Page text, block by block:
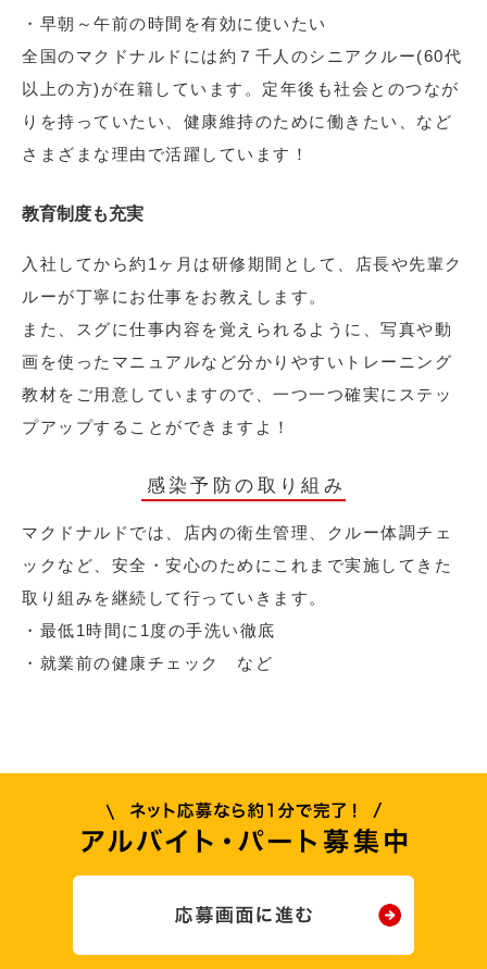
・早朝～午前の時間を有効に使いたい
全国のマクドナルドには約７千人のシニアクルー(60代
以上の方)が在籍しています。定年後も社会とのつなが
りを持っていたい、健康維持のために働きたい、など
さまざまな理由で活躍しています！
教育制度も充実
入社してから約1ヶ月は研修期間として、店長や先輩ク
ルーが丁寧にお仕事をお教えします。
また、スグに仕事内容を覚えられるように、写真や動
画を使ったマニュアルなど分かりやすいトレーニング
教材をご用意していますので、一つ一つ確実にステッ
プアップすることができますよ！
感染予防の取り組み
マクドナルドでは、店内の衛生管理、クルー体調チェ
ックなど、安全・安心のためにこれまで実施してきた
取り組みを継続して行っていきます。
・最低1時間に1度の手洗い徹底
・就業前の健康チェック など